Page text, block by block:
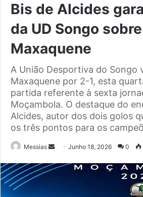
Bis de Alcides
da UD Songo
Maxaquene
A União Desportiva do Songo
Maxaquene por 2-1, esta
partida referente à sexta
Moçambola. O destaque do
Alcides, autor dos dois golos
os três pontos para os
Messias
Send
email
Junho 18, 2026 0